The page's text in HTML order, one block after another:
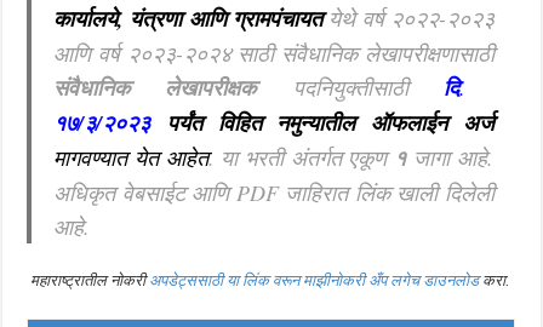
कार्यालये, यंत्रणा आणि ग्रामपंचायतयेथे वर्ष २०२२-२०२३
आणि वर्ष २०२३-२०२४ साठी संवैधानिक लेखापरीक्षणासाठी
संवैधानिक लेखापरीक्षक पदनियुक्तीसाठी दि.
१७/३/२०२३ पर्यंत विहित नमुन्यातील ऑफलाईन अर्ज
मागवण्यात येत आहेत. या भरती अंतर्गत एकूण१ जागा आहे.
अधिकृत वेबसाईट आणि PDF जाहिरात लिंक खाली दिलेली
आहे.
महाराष्ट्रातील नोकरीअपडेट्ससाठी या लिंक वरून माझीनोकरी अँप लगेच डाउनलोडकरा.